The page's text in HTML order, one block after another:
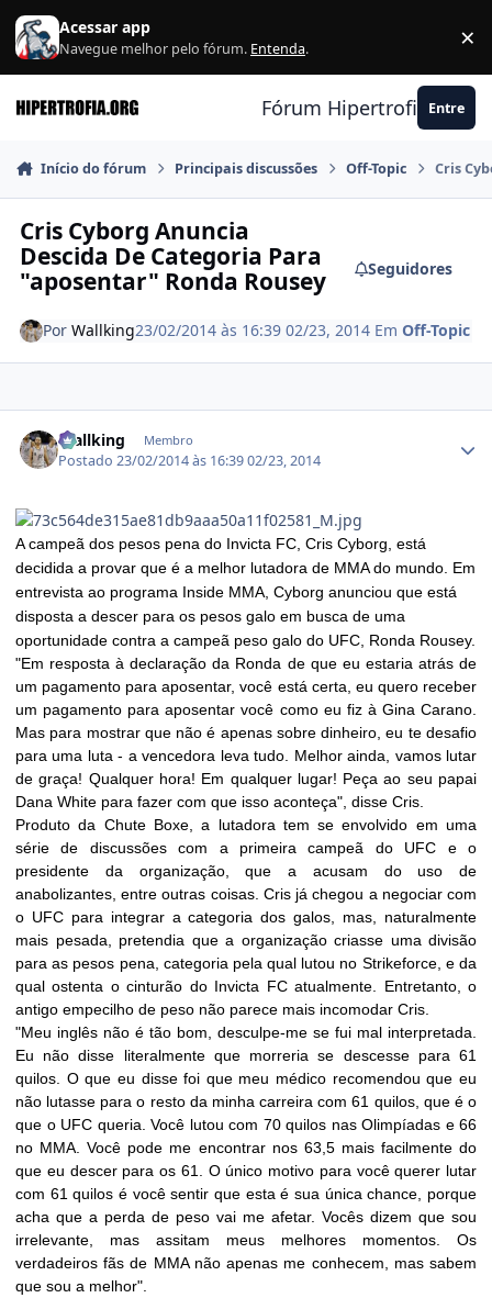
Ir para conteúdo
Acessar app
Navegue melhor pelo fórum. Entenda. ×
Fórum Hipertrofia.org
Entre
Início do fórum Principais discussões Off-Topic Cris
Cris Cyborg Anuncia
Descida De Categoria Para
"aposentar" Ronda Rousey
Seguidores
PorWallking23/02/2014 às 16:3902/23, 2014 EmOff-Topic
Wallking Membro
Postado23/02/2014 às 16:3902/23, 2014
A campeã dos pesos pena do Invicta FC, Cris Cyborg, está
decidida a provar que é a melhor lutadora de MMA do mundo. Em
entrevista ao programa Inside MMA, Cyborg anunciou que está
disposta a descer para os pesos galo em busca de uma
oportunidade contra a campeã peso galo do UFC, Ronda Rousey.
"Em resposta à declaração da Ronda de que eu estaria atrás de
um pagamento para aposentar, você está certa, eu quero receber
um pagamento para aposentar você como eu fiz à Gina Carano.
Mas para mostrar que não é apenas sobre dinheiro, eu te desafio
para uma luta - a vencedora leva tudo. Melhor ainda, vamos lutar
de graça! Qualquer hora! Em qualquer lugar! Peça ao seu papai
Dana White para fazer com que isso aconteça", disse Cris.
Produto da Chute Boxe, a lutadora tem se envolvido em uma
série de discussões com a primeira campeã do UFC e o
presidente da organização, que a acusam do uso de
anabolizantes, entre outras coisas. Cris já chegou a negociar com
o UFC para integrar a categoria dos galos, mas, naturalmente
mais pesada, pretendia que a organização criasse uma divisão
para as pesos pena, categoria pela qual lutou no Strikeforce, e da
qual ostenta o cinturão do Invicta FC atualmente. Entretanto, o
antigo empecilho de peso não parece mais incomodar Cris.
"Meu inglês não é tão bom, desculpe-me se fui mal interpretada.
Eu não disse literalmente que morreria se descesse para 61
quilos. O que eu disse foi que meu médico recomendou que eu
não lutasse para o resto da minha carreira com 61 quilos, que é o
que o UFC queria. Você lutou com 70 quilos nas Olimpíadas e 66
no MMA. Você pode me encontrar nos 63,5 mais facilmente do
que eu descer para os 61. O único motivo para você querer lutar
com 61 quilos é você sentir que esta é sua única chance, porque
acha que a perda de peso vai me afetar. Vocês dizem que sou
irrelevante, mas assitam meus melhores momentos. Os
verdadeiros fãs de MMA não apenas me conhecem, mas sabem
que sou a melhor".